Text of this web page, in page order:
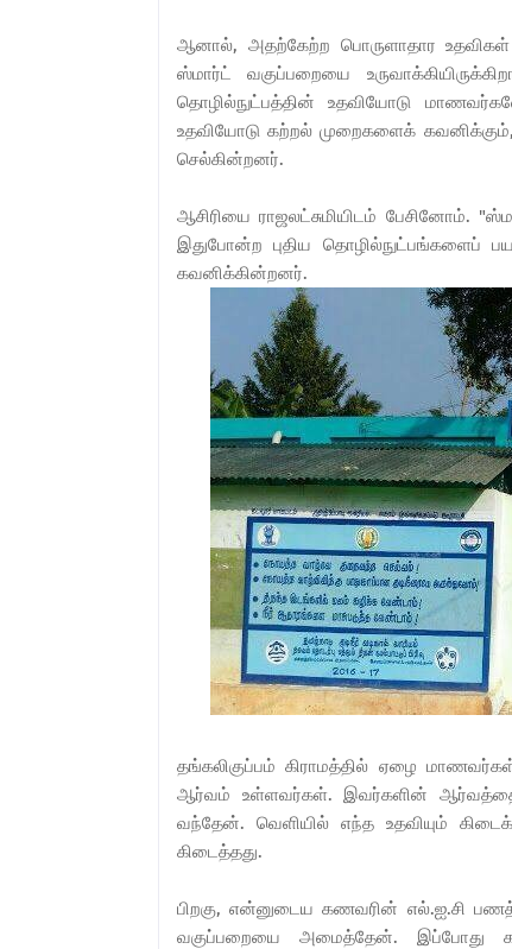
ஆனால், அதற்கேற்ற பொருளாதார
ஸ்மார்ட் வகுப்பறையை
தொழில்நுட்பத்தின் உதவியோடு
உதவியோடு கற்றல் முறைகளைக்
செல்கின்றனர்.
ஆசிரியை ராஜலட்சுமியிடம் பேசினோம்.
இதுபோன்ற புதிய தொழில்நுட்பங்களைப்
கவனிக்கின்றனர்.
தங்கலிகுப்பம் கிராமத்தில் ஏழை
ஆர்வம் உள்ளவர்கள். இவர்களின் ஆர்வத்தைப்
வந்தேன். வெளியில் எந்த உதவியும்
கிடைத்தது.
பிறகு, என்னுடைய கணவரின் எல்.ஐ.சி
வகுப்பறையை அமைத்தேன். இப்போது